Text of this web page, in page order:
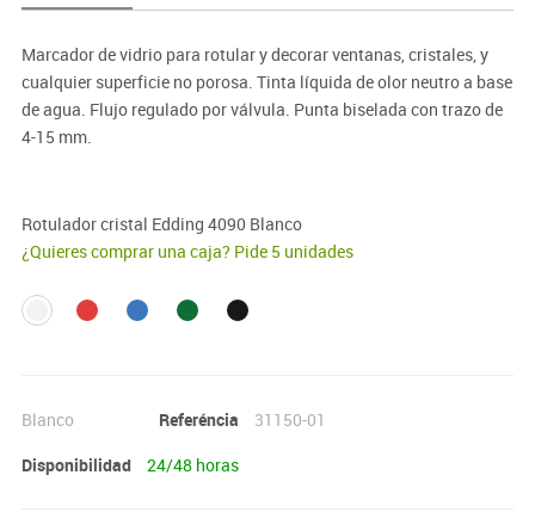
Marcador de vidrio para rotular y decorar ventanas, cristales, y
cualquier superficie no porosa. Tinta líquida de olor neutro a base
de agua. Flujo regulado por válvula. Punta biselada con trazo de
4-15 mm.
Rotulador cristal Edding 4090 Blanco
¿Quieres comprar una caja? Pide 5 unidades
Blanco Referéncia
31150-01
Disponibilidad
24/48 horas